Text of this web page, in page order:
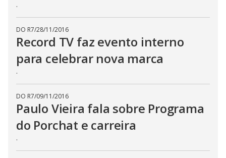
.
DO R7/28/11/2016
Record TV faz evento interno
para celebrar nova marca
.
DO R7/09/11/2016
Paulo Vieira fala sobre Programa
do Porchat e carreira
.